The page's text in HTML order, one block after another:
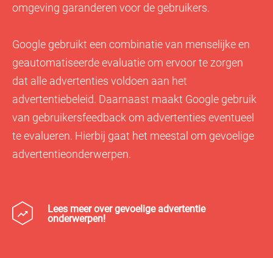
omgeving garanderen voor de gebruikers.
Google gebruikt een combinatie van menselijke en
geautomatiseerde evaluatie om ervoor te zorgen
dat alle advertenties voldoen aan het
advertentiebeleid. Daarnaast maakt Google gebruik
van gebruikersfeedback om advertenties eventueel
te evalueren. Hierbij gaat het meestal om gevoelige
advertentieonderwerpen.
Lees meer over gevoelige advertentie
onderwerpen!